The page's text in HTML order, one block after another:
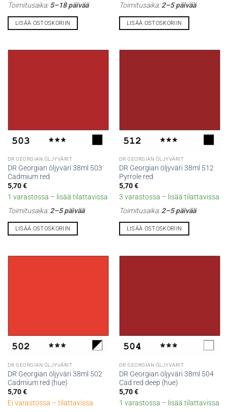
Toimitusaika:5–18 päivää
LISÄÄ OSTOSKORIIN
Toimitusaika:2–5 päivää
LISÄÄ OSTOSKORIIN
DR GEORGIAN ÖLJYVÄRIT
DR Georgian öljyväri 38ml 503
Cadmium red
5,70€
1 varastossa – lisää tilattavissa
Toimitusaika:2–5 päivää
LISÄÄ OSTOSKORIIN
DR GEORGIAN ÖLJYVÄRIT
DR Georgian öljyväri 38ml 512
Pyrrole red
5,70€
3 varastossa – lisää tilattavissa
Toimitusaika:2–5 päivää
LISÄÄ OSTOSKORIIN
DR GEORGIAN ÖLJYVÄRIT
DR Georgian öljyväri 38ml 502
Cadmium red (hue)
5,70€
Ei varastossa – tilattavissa
DR GEORGIAN ÖLJYVÄRIT
DR Georgian öljyväri 38ml 504
Cad red deep (hue)
5,70€
1 varastossa – lisää tilattavissa